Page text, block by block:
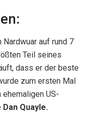
auf rund 7
Teil seines
dass er der beste
zum ersten Mal
ehemaligen US-
Dan Quayle.